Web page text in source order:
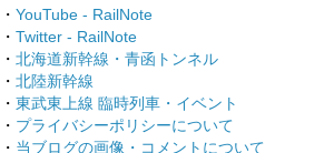
・ YouTube - RailNote
・ Twitter - RailNote
・ 北海道新幹線・青函トンネル
・ 北陸新幹線
・ 東武東上線 臨時列車・イベント
・ プライバシーポリシーについて
・ 当ブログの画像・コメントについて